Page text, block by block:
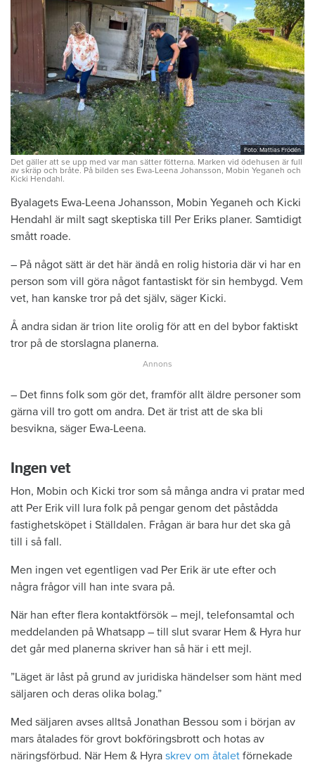
Foto: Mattias Frödén
Det gäller att se upp med var man sätter fötterna. Marken vid ödehusen är full
av skräp och bråte. På bilden ses Ewa-Leena Johansson, Mobin Yeganeh och
Kicki Hendahl.
Byalagets Ewa-Leena Johansson, Mobin Yeganeh och Kicki
Hendahl är milt sagt skeptiska till Per Eriks planer. Samtidigt
smått roade.
– På något sätt är det här ändå en rolig historia där vi har en
person som vill göra något fantastiskt för sin hembygd. Vem
vet, han kanske tror på det själv, säger Kicki.
Å andra sidan är trion lite orolig för att en del bybor faktiskt
tror på de storslagna planerna.
– Det finns folk som gör det, framför allt äldre personer som
gärna vill tro gott om andra. Det är trist att de ska bli
besvikna, säger Ewa-Leena.
Ingen vet
Hon, Mobin och Kicki tror som så många andra vi pratar med
att Per Erik vill lura folk på pengar genom det påstådda
fastighetsköpet i Ställdalen. Frågan är bara hur det ska gå
till i så fall.
Men ingen vet egentligen vad Per Erik är ute efter och
några frågor vill han inte svara på.
När han efter flera kontaktförsök – mejl, telefonsamtal och
meddelanden på Whatsapp – till slut svarar Hem & Hyra hur
det går med planerna skriver han så här i ett mejl.
”Läget är låst på grund av juridiska händelser som hänt med
säljaren och deras olika bolag.”
Med säljaren avses alltså Jonathan Bessou som i början av
mars åtalades för grovt bokföringsbrott och hotas av
näringsförbud. När Hem & Hyra skrev om åtalet förnekade